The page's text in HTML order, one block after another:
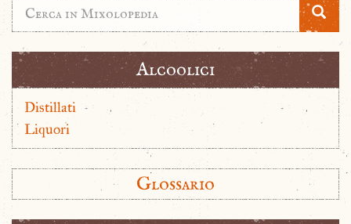
Alcoolici
Distillati
Liquori
Glossario